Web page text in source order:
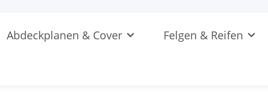
Abdeckplanen & Cover Felgen & Reifen